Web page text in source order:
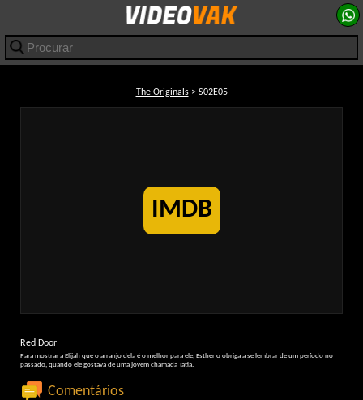
The Originals> S02E05
IMDB
Red Door
Para mostrar a Elijah que o arranjo dela é o melhor para ele, Esther o obriga a se lembrar de um período no
passado, quando ele gostava de uma jovem chamada Tatia.
Comentários